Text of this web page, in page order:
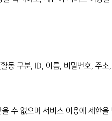
동 구분, ID, 이름, 비밀번호, 주소
수 없으며 서비스 이용에 제한을